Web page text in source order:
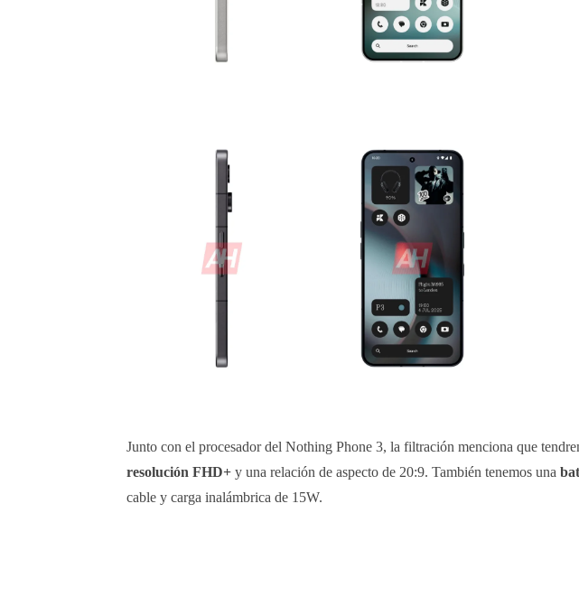
Junto con el procesador del Nothing Phone 3, la filtración menciona que
resolución FHD+ y una relación de aspecto de 20:9. También tenemos una
cable y carga inalámbrica de 15W.